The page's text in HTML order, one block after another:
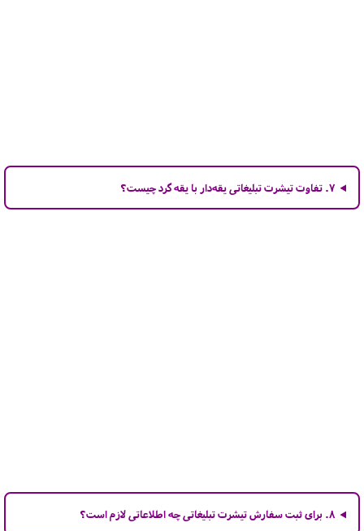
۷. تفاوت تیشرت تبلیغاتی یقه‌دار با یقه گرد چیست؟
۸. برای ثبت سفارش تیشرت تبلیغاتی چه اطلاعاتی لازم است؟